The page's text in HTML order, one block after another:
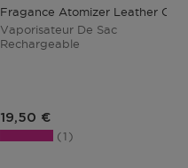
Fragance Atomizer Leather
Vaporisateur De Sac
Rechargeable
Prix du produit
19,50 €
1